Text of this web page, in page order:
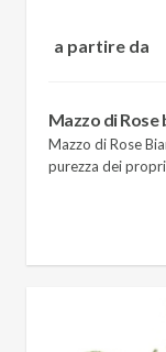
a partire da
Mazzo di Rose
Mazzo di Rose
purezza dei